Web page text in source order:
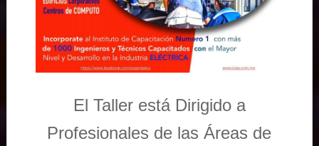
El Taller está Dirigido a
Profesionales de las Áreas de